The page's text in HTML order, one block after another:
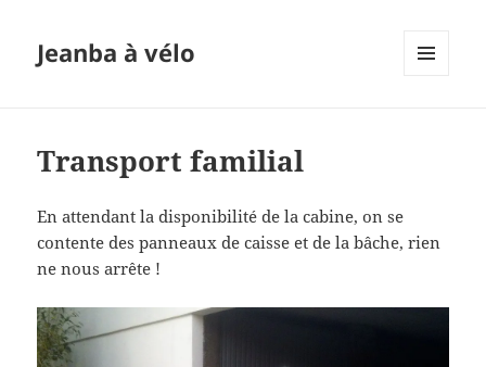
Jeanba à vélo
Transport familial
En attendant la disponibilité de la cabine, on se
contente des panneaux de caisse et de la bâche, rien
ne nous arrête !